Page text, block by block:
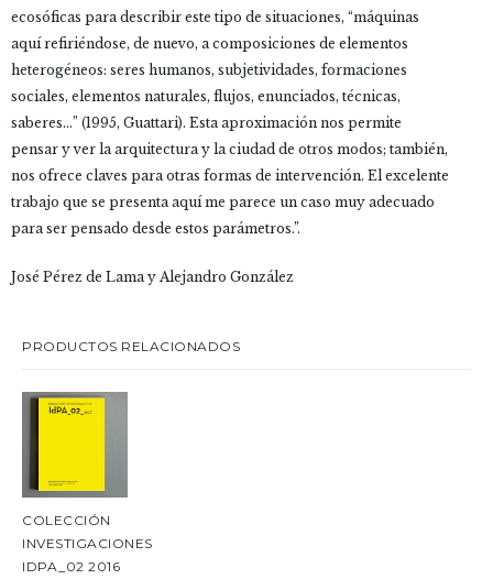
ecosóficas para describir este tipo de situaciones, “máquinas
aquí refiriéndose, de nuevo, a composiciones de elementos
heterogéneos: seres humanos, subjetividades, formaciones
sociales, elementos naturales, flujos, enunciados, técnicas,
saberes…” (1995, Guattari). Esta aproximación nos permite
pensar y ver la arquitectura y la ciudad de otros modos; también,
nos ofrece claves para otras formas de intervención. El excelente
trabajo que se presenta aquí me parece un caso muy adecuado
para ser pensado desde estos parámetros.”.
José Pérez de Lama y Alejandro González
PRODUCTOS RELACIONADOS
COLECCIÓN
INVESTIGACIONES
IDPA_02 2016